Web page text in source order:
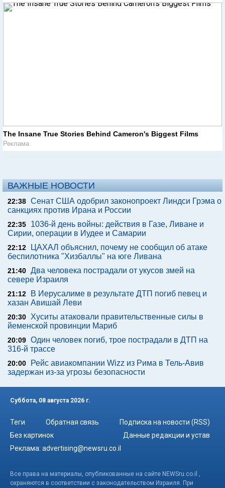
The Insane True Stories Behind Cameron's Biggest Films
Реклама
ВАЖНЫЕ НОВОСТИ
22:38 Сенат США одобрил законопроект Линдси Грэма о
санкциях против Ирана и России
22:35
1036-й день войны: действия в Газе, Ливане и
Сирии, операции в Иудее и Самарии
22:12
ЦАХАЛ объяснил, почему не сообщил об атаке
беспилотника "Хизбаллы" на юге Ливана
21:40 Два человека пострадали от укусов змей на
севере Израиля
21:12
В Иерусалиме в результате ДТП погиб певец и
хазан Авишай Леви
20:30 Хуситы атаковали правительственные силы в
йеменской провинции Мариб
20:09 Один человек погиб, трое пострадали в ДТП на
316-й трассе
20:00
Рейс авиакомпании Wizz из Рима в Тель-Авив
задержан из-за угрозы безопасности
Суббота, 08 августа 2026 г.
Теги Обратная связь
Подписка на новости (RSS)
Без картинок
Данные редакции и устав
Реклама: advertising@newsru.co.il
Все права на материалы, опубликованные на сайте NEWSru.co.il ,
охраняются в соответствии с законодательством Израиля. При